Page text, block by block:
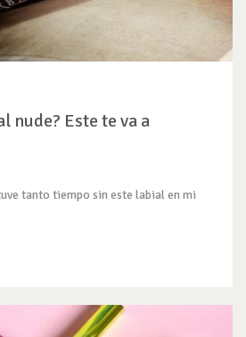
nude? Este te va a
tanto tiempo sin este labial en mi